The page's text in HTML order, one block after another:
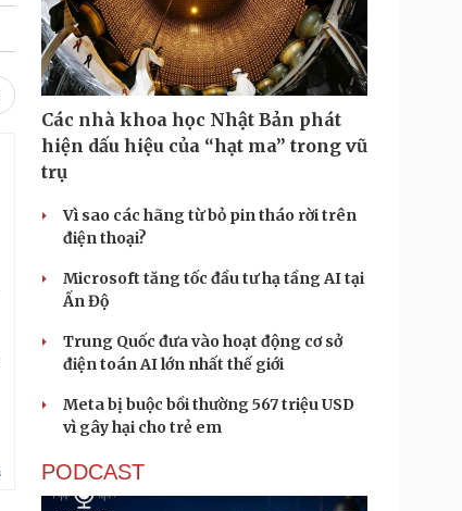
Các nhà khoa học Nhật Bản phát
hiện dấu hiệu của “hạt ma” trong vũ
trụ
Vì sao các hãng từ bỏ pin tháo rời trên
điện thoại?
Microsoft tăng tốc đầu tư hạ tầng AI tại
Ấn Độ
Trung Quốc đưa vào hoạt động cơ sở
điện toán AI lớn nhất thế giới
Meta bị buộc bồi thường 567 triệu USD
vì gây hại cho trẻ em
PODCAST